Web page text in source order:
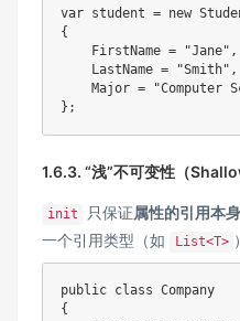
var student = new
{
FirstName = "Jane",
    LastName = "Smith",
Major = "Computer
1.6.3. “浅”不可变性（
init 只保证属性的引用本
一个引用类型（如
List<T>
public class Company
{